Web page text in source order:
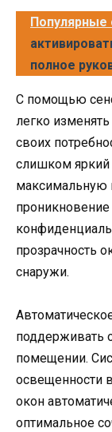
Популярные
полное
С помощью
легко
своих
слишком яркий
максимальную
прозрачность
снаружи.
поддерживать
помещении.
освещенности
окон
оптимальное